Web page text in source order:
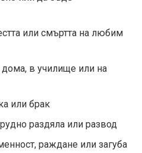
или смъртта на любим
дома, в училище или на
или брак
раздяла или развод
раждане или загуба